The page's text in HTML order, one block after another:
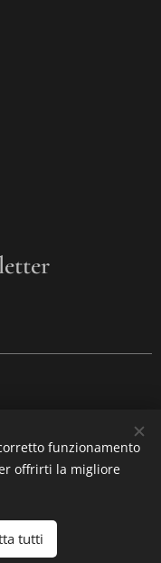
funzionamento
offrirti la migliore
tutti